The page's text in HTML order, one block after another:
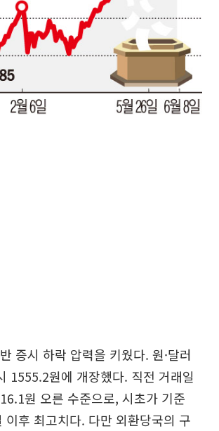
증시 하락 압력을 키웠다. 원·달러
1555.2원에 개장했다. 직전 거래일
원 오른 수준으로, 시초가 기준
이후 최고치다. 다만 외환당국의 구